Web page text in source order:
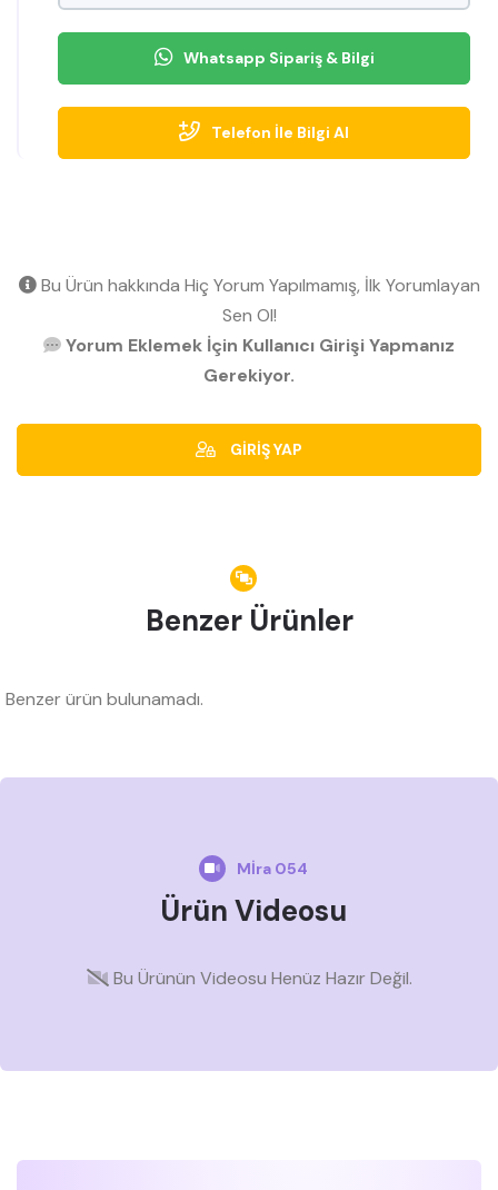
Whatsapp Sipariş & Bilgi
Telefon İle Bilgi Al
Bu Ürün hakkında Hiç Yorum Yapılmamış, İlk Yorumlayan
Sen Ol!
Yorum Eklemek İçin Kullanıcı Girişi Yapmanız
Gerekiyor.
GİRİŞ YAP
Benzer Ürünler
Benzer ürün bulunamadı.
Mİra 054
Ürün Videosu
Bu Ürünün Videosu Henüz Hazır Değil.